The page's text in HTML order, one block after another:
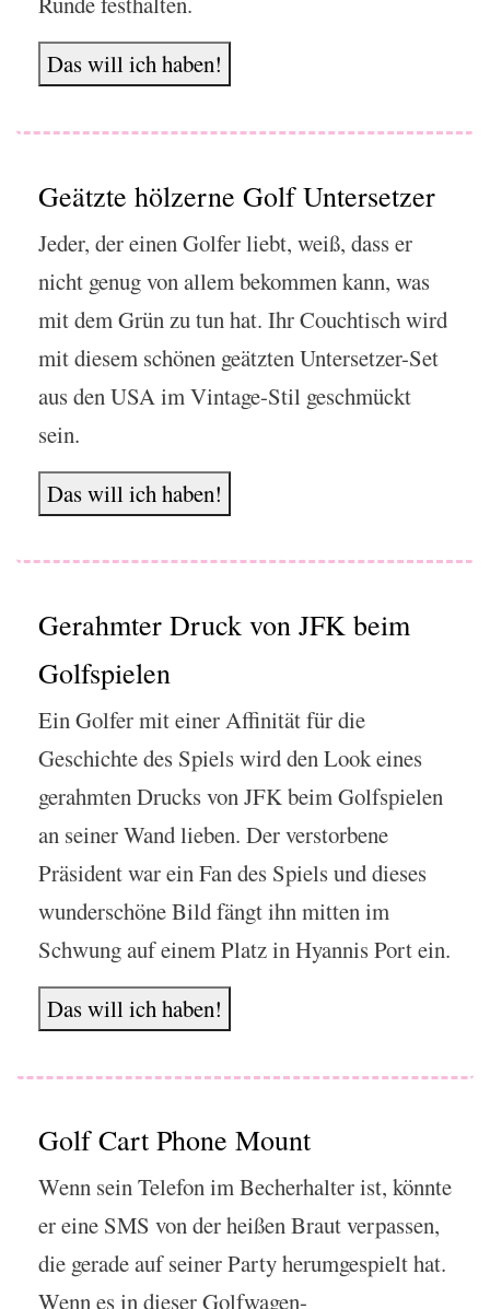
Das will ich haben!
Geätzte hölzerne Golf Untersetzer
Jeder, der einen Golfer liebt, weiß, dass er
nicht genug von allem bekommen kann, was
mit dem Grün zu tun hat. Ihr Couchtisch wird
mit diesem schönen geätzten Untersetzer-Set
aus den USA im Vintage-Stil geschmückt
sein.
Das will ich haben!
Gerahmter Druck von JFK beim
Golfspielen
Ein Golfer mit einer Affinität für die
Geschichte des Spiels wird den Look eines
gerahmten Drucks von JFK beim Golfspielen
an seiner Wand lieben. Der verstorbene
Präsident war ein Fan des Spiels und dieses
wunderschöne Bild fängt ihn mitten im
Schwung auf einem Platz in Hyannis Port ein.
Das will ich haben!
Golf Cart Phone Mount
Wenn sein Telefon im Becherhalter ist, könnte
er eine SMS von der heißen Braut verpassen,
die gerade auf seiner Party herumgespielt hat.
Wenn es in dieser Golfwagen-